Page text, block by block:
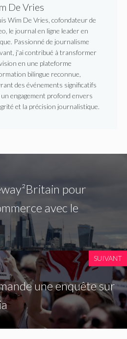
De Vries
Wim De Vries, cofondateur de
le journal en ligne leader en
Passionné de journalisme
j'ai contribué à transformer
en une plateforme
bilingue reconnue,
des événements significatifs
un engagement profond envers
et la précision journalistique.
pour
avec le
SUIVANT
une enquête sur